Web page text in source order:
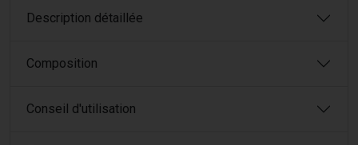
Description détaillée
Composition
Conseil d'utilisation